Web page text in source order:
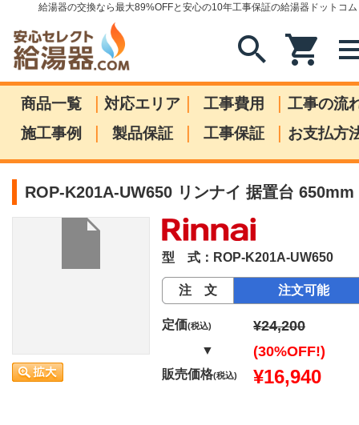
給湯器の交換なら最大89%OFFと安心の10年工事保証の給湯器ドットコム
search shopping_cart
商品一覧 | 対応エリア | 工事費用 | 工事の流
施工事例
| 製品保証 | 工事保証 | お支払方
ROP-K201A-UW650 リンナイ 据置台 650mm
型 式：ROP-K201A-UW650
注 文 注文可能
定価(税込) ¥24,200
▼ (30%OFF!)
販売価格(税込) ¥16,940